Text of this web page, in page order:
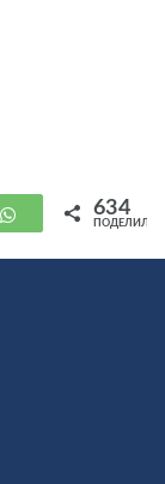
WhatsApp
634